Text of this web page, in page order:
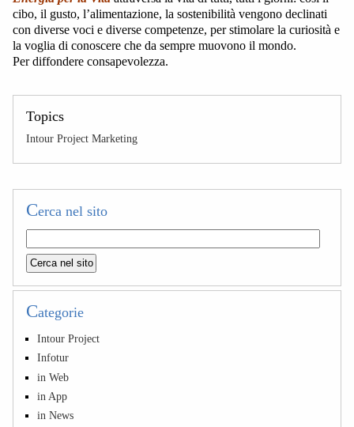
cibo, il gusto, l’alimentazione, la sostenibilità vengono declinati
con diverse voci e diverse competenze, per stimolare la curiosità e
la voglia di conoscere che da sempre muovono il mondo.
Per diffondere consapevolezza.
Topics
Intour Project Marketing
Cerca nel sito
Categorie
Intour Project
Infotur
in Web
in App
in News